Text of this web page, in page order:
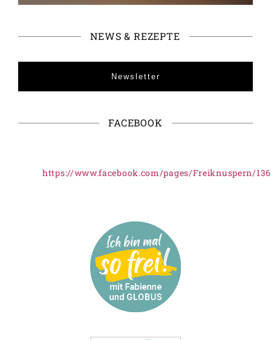
NEWS & REZEPTE
Newsletter
FACEBOOK
https://www.facebook.com/pages/Freiknuspern/